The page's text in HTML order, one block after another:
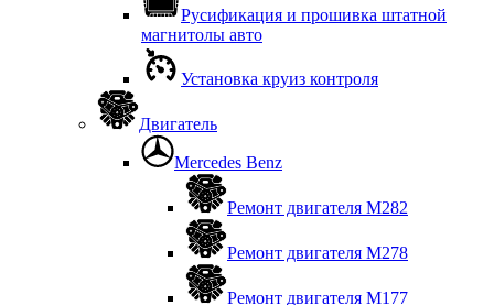
Русификация и прошивка штатной
магнитолы авто
Установка круиз контроля
Двигатель
Mercedes Benz
Ремонт двигателя М282
Ремонт двигателя М278
Ремонт двигателя М177